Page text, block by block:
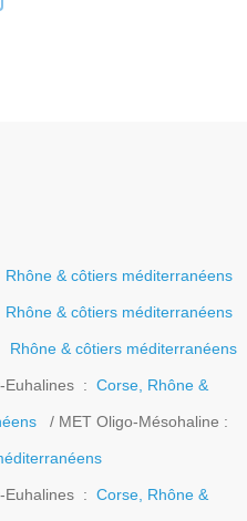
Rhône & côtiers méditerranéens
Rhône & côtiers méditerranéens
Rhône & côtiers méditerranéens
Euhalines : Corse, Rhône &
/ MET Oligo-Mésohaline :
Euhalines : Corse, Rhône &